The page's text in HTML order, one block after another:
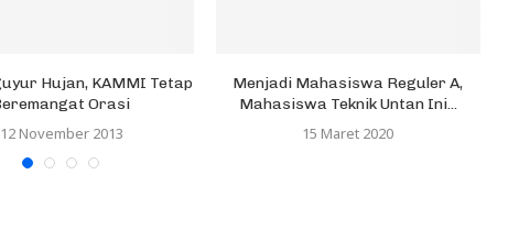
Hujan, KAMMI Tetap
Orasi
12 November 2013
Menjadi Mahasiswa Reguler A,
Mahasiswa Teknik Untan Ini...
15 Maret 2020